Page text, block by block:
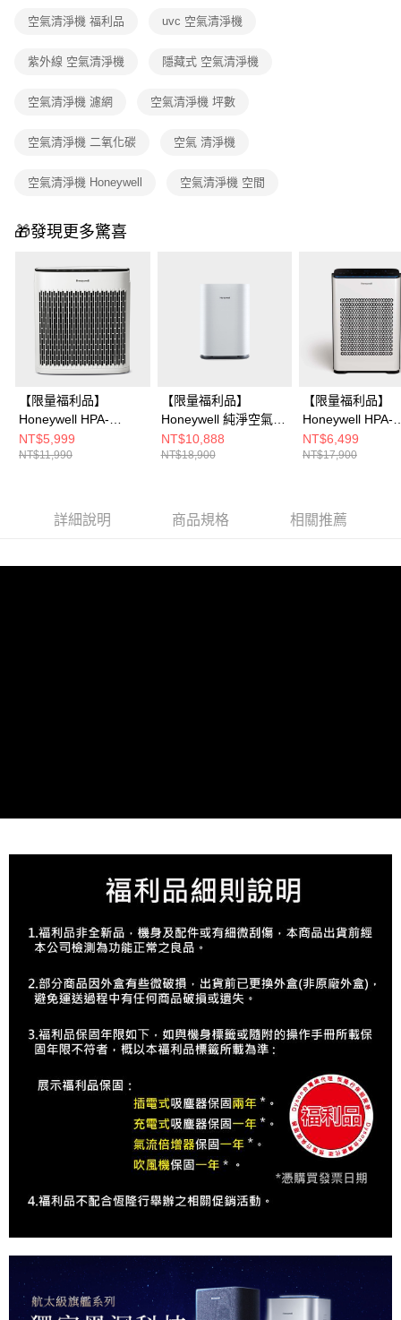
空氣清淨機 福利品 uvc 空氣清淨機
紫外線 空氣清淨機 隱藏式 空氣清淨機
空氣清淨機 濾網 空氣清淨機 坪數
空氣清淨機 二氧化碳 空氣 清淨機
空氣清淨機 Honeywell 空氣清淨機 空間
🎁發現更多驚喜
【限量福利品】
Honeywell HPA-
5250WTWV1 淨味空
氣清淨機
NT$5,999
NT$11,990
【限量福利品】
Honeywell 純淨空氣清
淨機 HPA310WTW(適
用6-14坪｜小純 mini)
NT$10,888
NT$18,900
【限量福利品】
Honeywell HPA-
710WTWV1 抗
子空氣清淨機
NT$6,499
NT$17,900
詳細說明 商品規格 相關推薦